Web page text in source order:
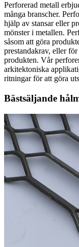
Perforerad metall
många branscher.
hjälp av stansar eller
mönster i metallen.
såsom att göra
prestandakrav, eller
produkten. Vår
arkitektoniska
ritningar för att göra
Bästsäljande